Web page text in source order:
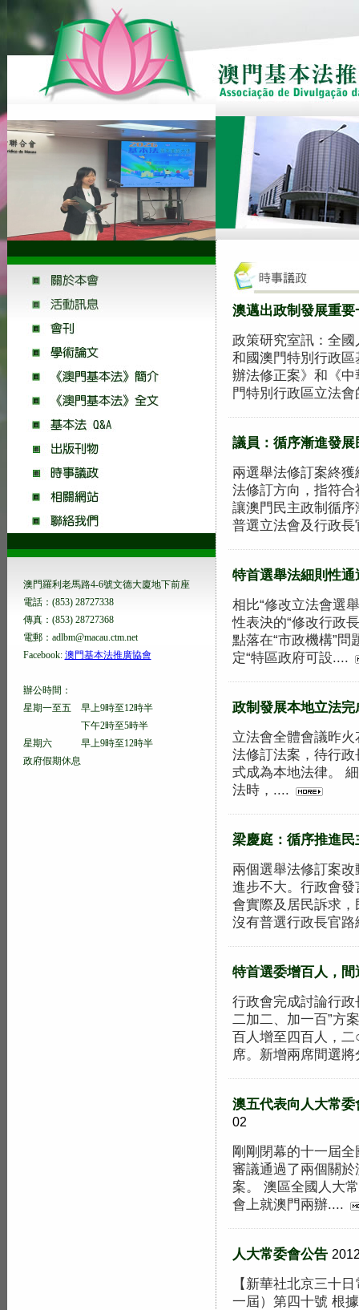
澳門羅利老馬路4-6號文德大廈地下前座
電話：(853) 28727338
傳真：(853) 28727368
電郵：adlbm@macau.ctm.net
Facebook: 澳門基本法推廣協會
辦公時間：
星期一至五 早上9時至12時半
下午2時至5時半
星期六 早上9時至12時半
政府假期休息
澳邁出政制發展重要
政策研究室訊：全
和國澳門特別行政
辦法修正案》和《
門特別行政區立法
議員：循序漸進發展
兩選舉法修訂案終
法修訂方向，指符
讓澳門民主政制循
普選立法會及行政
特首選舉法細則性通
相比“修改立法會選
性表決的“修改行政
點落在“市政機構”
定“特區政府可設....
政制發展本地立法完
立法會全體會議昨
法修訂法案，待行政
式成為本地法律。
法時，....
梁慶庭：循序推進民
兩個選舉法修訂案
進步不大。行政會
會實際及居民訴求
沒有普選行政長官
特首選委增百人，
行政會完成討論行
二加二、加一百”方
百人增至四百人，
席。新增兩席間選
澳五代表向人大常
02
剛剛閉幕的十一屆
審議通過了兩個關
案。 澳區全國人大
會上就澳門兩辦....
人大常委會公告
【新華社北京三十
一屆）第四十號 根